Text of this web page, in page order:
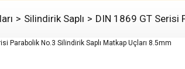
Silindirik Saplı DIN 1869 GT Serisi